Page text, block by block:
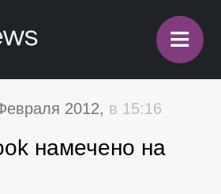
≡
2012, в 15:16
намечено на